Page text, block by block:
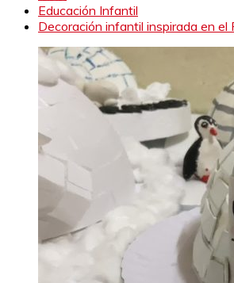
Educación Infantil
Decoración infantil inspirada en el